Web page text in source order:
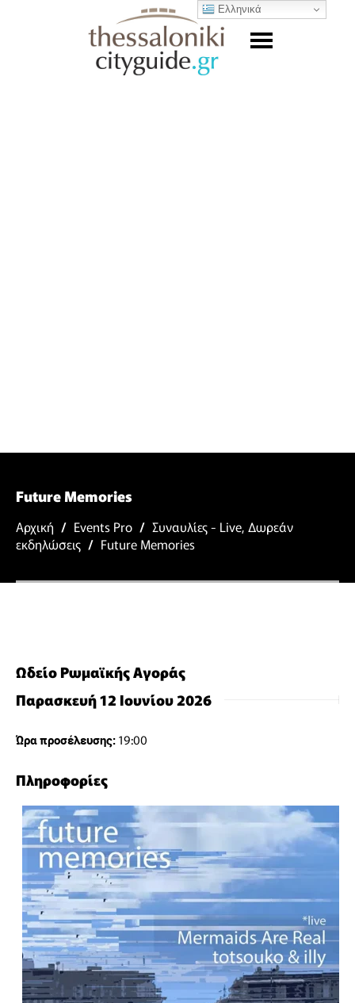
Future Memories
Αρχική / Events Pro / Συναυλίες - Live, Δωρεάν
εκδηλώσεις / Future Memories
Ωδείο Ρωμαϊκής Αγοράς
Παρασκευή 12 Ιουνίου 2026
Ώρα προσέλευσης: 19:00
Πληροφορίες
Ελληνικά